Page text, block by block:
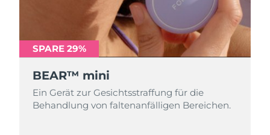
SPARE 29%
BEAR™ mini
Ein Gerät zur Gesichtsstraffung für die
Behandlung von faltenanfälligen Bereichen.